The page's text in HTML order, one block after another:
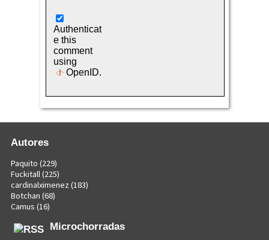
Authenticat
e this
comment
using
OpenID.
Autores
Paquito (229)
Fuckitall(225)
cardinalximenez (183)
Botchan (68)
Camus (16)
Microchorradas